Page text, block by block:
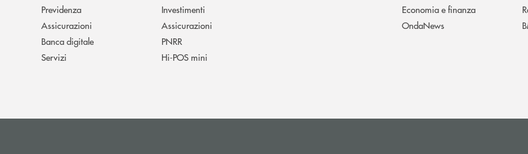
Previdenza
Assicurazioni
Banca digitale
Servizi
Investimenti
Assicurazioni
PNRR
Hi-POS mini
Economia e finanza
OndaNews